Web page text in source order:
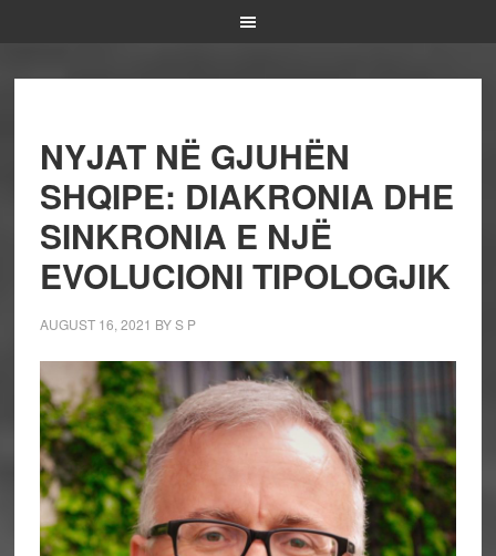
NYJAT NË GJUHËN
SHQIPE: DIAKRONIA DHE
SINKRONIA E NJË
EVOLUCIONI TIPOLOGJIK
AUGUST 16, 2021 BYS P